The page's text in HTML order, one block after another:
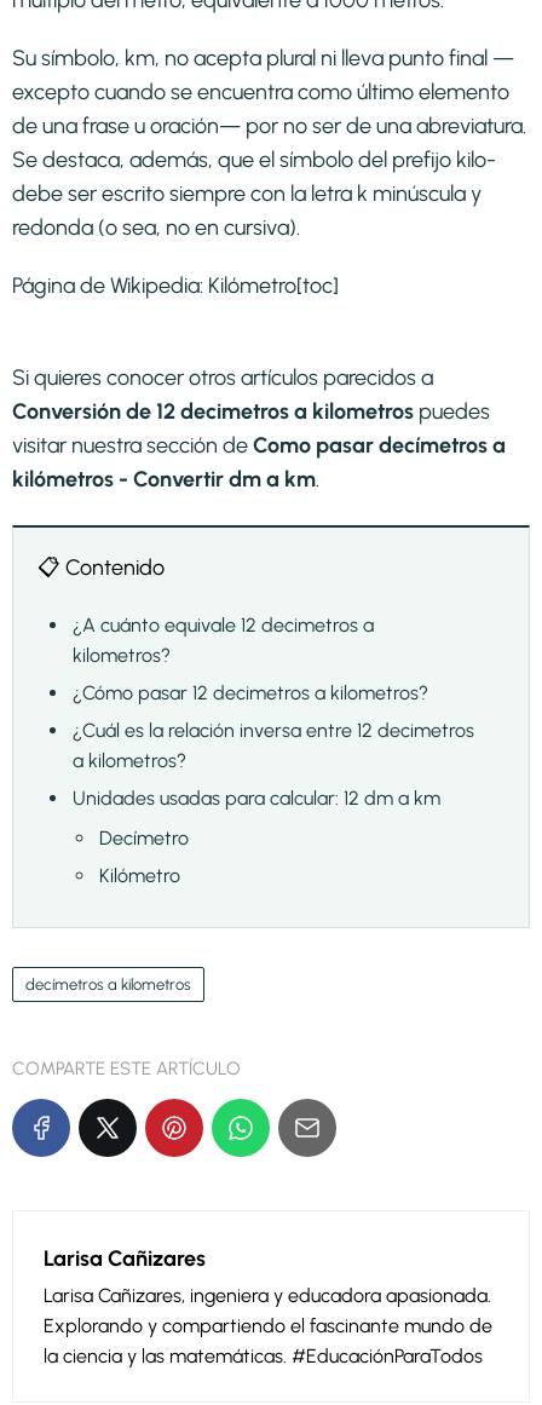
Su símbolo, km, no acepta plural ni lleva punto final —
excepto cuando se encuentra como último elemento
de una frase u oración— por no ser de una abreviatura.
Se destaca, además, que el símbolo del prefijo kilo-
debe ser escrito siempre con la letra k minúscula y
redonda (o sea, no en cursiva).
Página de Wikipedia: Kilómetro[toc]
Si quieres conocer otros artículos parecidos a
Conversión de 12 decimetros a kilometros puedes
visitar nuestra sección deComo pasar decímetros a
kilómetros - Convertir dm a km.
📋 Contenido
¿A cuánto equivale 12 decimetros a
kilometros?
¿Cómo pasar 12 decimetros a kilometros?
¿Cuál es la relación inversa entre 12 decimetros
a kilometros?
Unidades usadas para calcular: 12 dm a km
Decímetro
Kilómetro
decímetros a kilometros
COMPARTE ESTE ARTÍCULO
Larisa Cañizares
Larisa Cañizares, ingeniera y educadora apasionada.
Explorando y compartiendo el fascinante mundo de
la ciencia y las matemáticas. #EducaciónParaTodos